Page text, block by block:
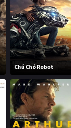
Chú Chó Robot